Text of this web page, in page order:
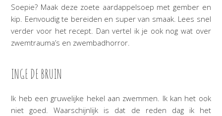
Soepie? Maak deze zoete aardappelsoep met gember en
kip. Eenvoudig te bereiden en super van smaak. Lees snel
verder voor het recept. Dan vertel ik je ook nog wat over
zwemtrauma’s en zwembadhorror.
INGE DE BRUIN
Ik heb een gruwelijke hekel aan zwemmen. Ik kan het ook
niet goed. Waarschijnlijk is dat de reden dag ik het